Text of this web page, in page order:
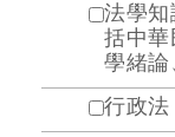
法學
括中
學緒論
行政法